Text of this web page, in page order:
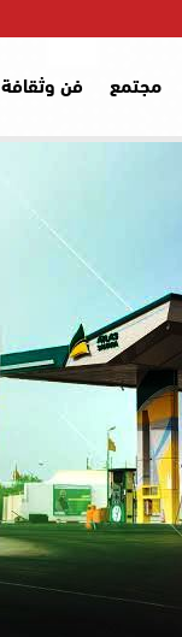
مجتمع فن وثقافة